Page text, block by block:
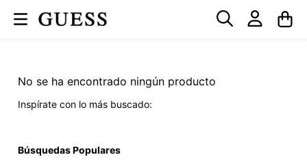
No se ha encontrado ningún producto
Inspírate con lo más buscado:
Búsquedas Populares